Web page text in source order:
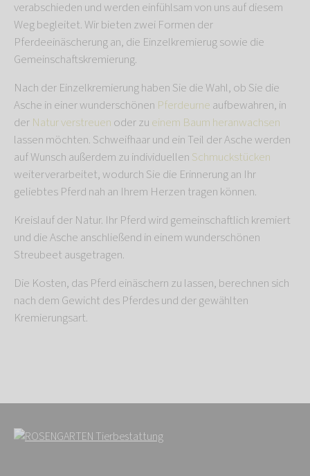
verabschieden und werden einfühlsam von uns auf diesem
Weg begleitet. Wir bieten zwei Formen der
Pferdeeinäscherung an, die Einzelkremierug sowie die
Gemeinschaftskremierung.
Nach der Einzelkremierung haben Sie die Wahl, ob Sie die
Asche in einer wunderschönen Pferdeurne aufbewahren, in
der Natur verstreuen oder zu einem Baum heranwachsen
lassen möchten. Schweifhaar und ein Teil der Asche werden
auf Wunsch außerdem zu individuellen Schmuckstücken
weiterverarbeitet, wodurch Sie die Erinnerung an Ihr
geliebtes Pferd nah an Ihrem Herzen tragen können.
Kreislauf der Natur. Ihr Pferd wird gemeinschaftlich kremiert
und die Asche anschließend in einem wunderschönen
Streubeet ausgetragen.
Die Kosten, das Pferd einäschern zu lassen, berechnen sich
nach dem Gewicht des Pferdes und der gewählten
Kremierungsart.